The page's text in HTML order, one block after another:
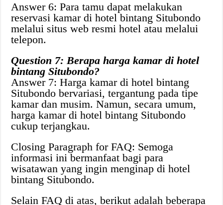
Answer 6: Para tamu dapat melakukan
reservasi kamar di hotel bintang Situbondo
melalui situs web resmi hotel atau melalui
telepon.
Question 7: Berapa harga kamar di hotel
bintang Situbondo?
Answer 7: Harga kamar di hotel bintang
Situbondo bervariasi, tergantung pada tipe
kamar dan musim. Namun, secara umum,
harga kamar di hotel bintang Situbondo
cukup terjangkau.
Closing Paragraph for FAQ: Semoga
informasi ini bermanfaat bagi para
wisatawan yang ingin menginap di hotel
bintang Situbondo.
Selain FAQ di atas, berikut adalah beberapa